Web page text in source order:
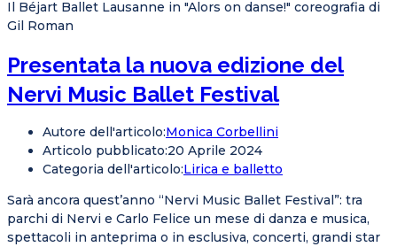
Il Béjart Ballet Lausanne in "Alors on danse!" coreografia di
Gil Roman
Presentata la nuova edizione del
Nervi Music Ballet Festival
Autore dell'articolo:Monica Corbellini
Articolo pubblicato:20 Aprile 2024
Categoria dell'articolo:Lirica e balletto
Sarà ancora quest’anno “Nervi Music Ballet Festival”: tra
parchi di Nervi e Carlo Felice un mese di danza e musica,
spettacoli in anteprima o in esclusiva, concerti, grandi star